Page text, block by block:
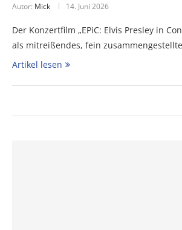
Autor: Mick 14. Juni 2026
Der Konzertfilm „EPiC: Elvis Presley in
als mitreißendes, fein
Artikel lesen